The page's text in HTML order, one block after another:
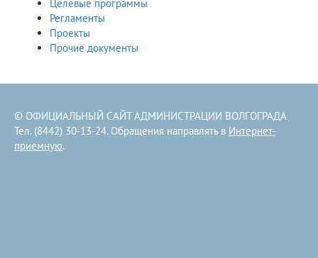
Целевые программы
Регламенты
Проекты
Прочие документы
© ОФИЦИАЛЬНЫЙ САЙТ АДМИНИСТРАЦИИ ВОЛГОГРАДА
Тел. (8442) 30-13-24. Обращения направлять в Интернет-
приемную.